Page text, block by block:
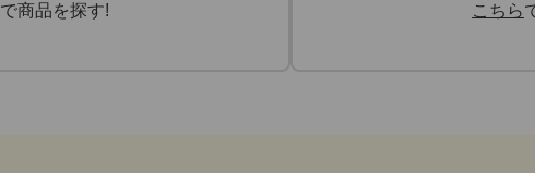
で商品を探す! こちら